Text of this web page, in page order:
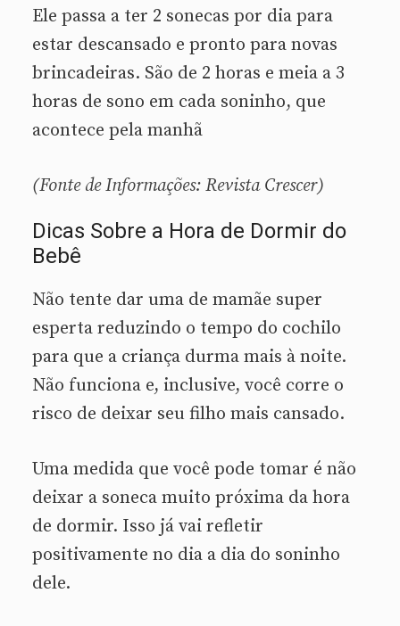
Ele passa a ter 2 sonecas por dia para
estar descansado e pronto para novas
brincadeiras. São de 2 horas e meia a 3
horas de sono em cada soninho, que
acontece pela manhã
(Fonte de Informações: Revista Crescer)
Dicas Sobre a Hora de Dormir do
Bebê
Não tente dar uma de mamãe super
esperta reduzindo o tempo do cochilo
para que a criança durma mais à noite.
Não funciona e, inclusive, você corre o
risco de deixar seu filho mais cansado.
Uma medida que você pode tomar é não
deixar a soneca muito próxima da hora
de dormir. Isso já vai refletir
positivamente no dia a dia do soninho
dele.